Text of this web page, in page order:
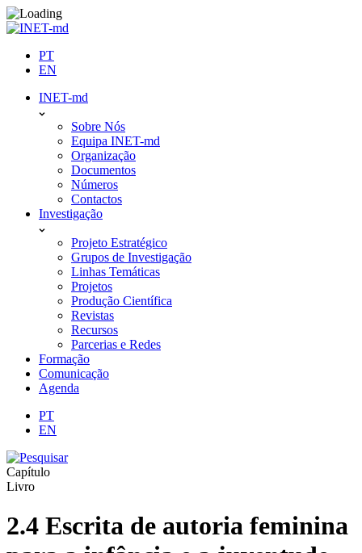
Skip
to
PT
EN
INET-md
Sobre Nós
Equipa INET-md
Organização
Documentos
Números
Contactos
Investigação
Projeto Estratégico
Grupos de Investigação
Linhas Temáticas
Projetos
Produção Científica
Revistas
Recursos
Parcerias e Redes
Formação
Comunicação
Agenda
PT
EN
Capítulo
Livro
2.4 Escrita de autoria feminina